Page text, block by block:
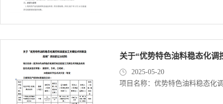
关于“优势特色油料稳态化
2025-05-20
项目名称：优势特色油料稳态化